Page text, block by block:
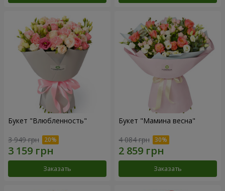
Букет "Влюбленность"
3 949 грн
Заказать
Букет "Мамина весна"
4 084 грн
Заказать